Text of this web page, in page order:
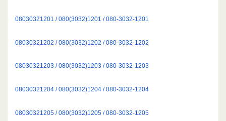
08030321201 / 080(3032)1201 / 080-3032-1201
08030321202 / 080(3032)1202 / 080-3032-1202
08030321203 / 080(3032)1203 / 080-3032-1203
08030321204 / 080(3032)1204 / 080-3032-1204
08030321205 / 080(3032)1205 / 080-3032-1205